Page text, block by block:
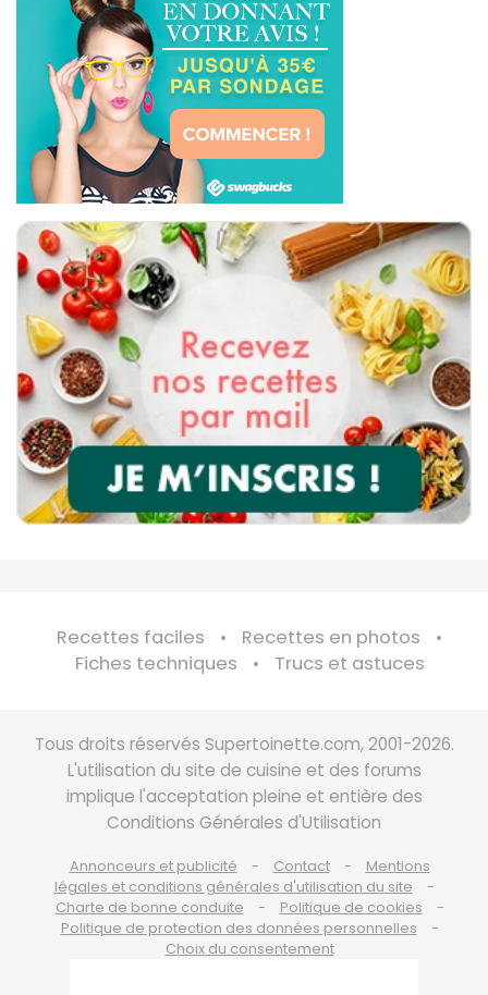
Recettes faciles
Recettes en photos
Fiches techniques
Trucs et astuces
Tous droits réservés Supertoinette.com, 2001-2026.
L'utilisation du site de cuisine et des forums
implique l'acceptation pleine et entière des
Conditions Générales d'Utilisation
Annonceurs et publicité Contact
Mentions
légales et conditions générales d'utilisation du site
Charte de bonne conduite
Politique de cookies
Politique de protection des données personnelles
Choix du consentement